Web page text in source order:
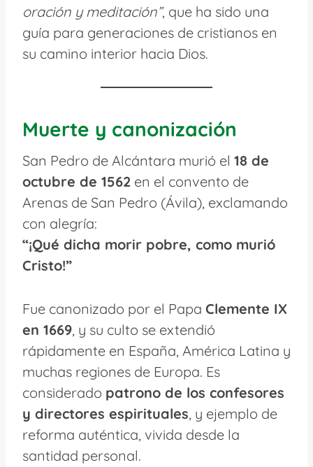
oración y meditación”, que ha sido una
guía para generaciones de cristianos en
su camino interior hacia Dios.
Muerte y canonización
San Pedro de Alcántara murió el 18 de
octubre de 1562 en el convento de
Arenas de San Pedro (Ávila), exclamando
con alegría:
“¡Qué dicha morir pobre, como murió
Cristo!”
Fue canonizado por el Papa Clemente IX
en 1669, y su culto se extendió
rápidamente en España, América Latina y
muchas regiones de Europa. Es
considerado patrono de los confesores
y directores espirituales, y ejemplo de
reforma auténtica, vivida desde la
santidad personal.